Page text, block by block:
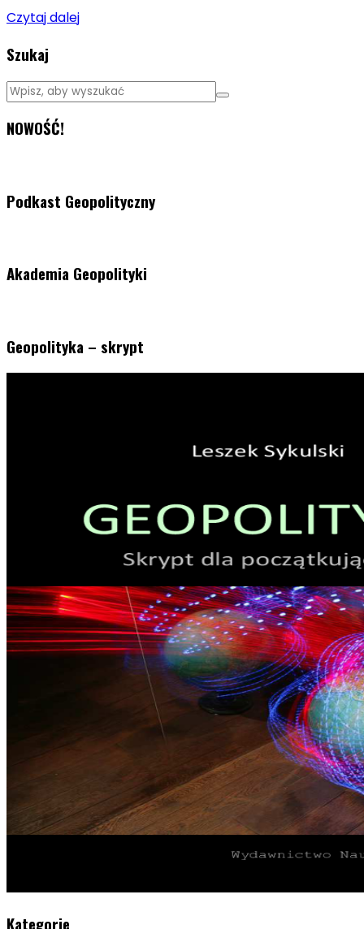
Czytaj dalej
Szukaj
NOWOŚĆ!
Podkast Geopolityczny
Akademia Geopolityki
Geopolityka – skrypt
Kategorie